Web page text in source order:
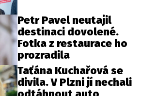
Petr Pavel neutajil
destinaci dovolené.
Fotka z restaurace ho
prozradila
Taťána Kuchařová se
divila. V Plzni jí nechali